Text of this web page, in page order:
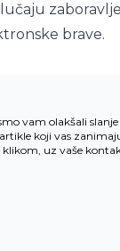
brave.
vam olakšali
artikle koji vas
uz vaše